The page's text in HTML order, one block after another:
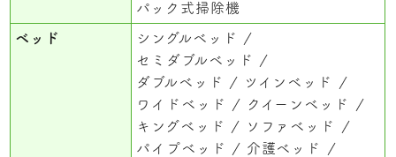
パック式掃除機
ベッド
シングルベッド
セミダブルベッド
ダブルベッド
ツインベッド
ワイドベッド
クイーンベッド
キングベッド
ソファベッド
パイプベッド
介護ベッド